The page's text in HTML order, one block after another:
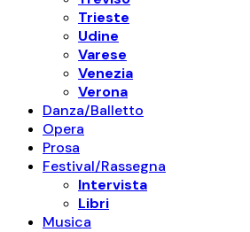
Trieste
Udine
Varese
Venezia
Verona
Danza/Balletto
Opera
Prosa
Festival/Rassegna
Intervista
Libri
Musica